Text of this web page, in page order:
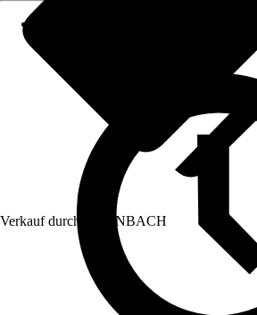
Verkauf durch: HORNBACH